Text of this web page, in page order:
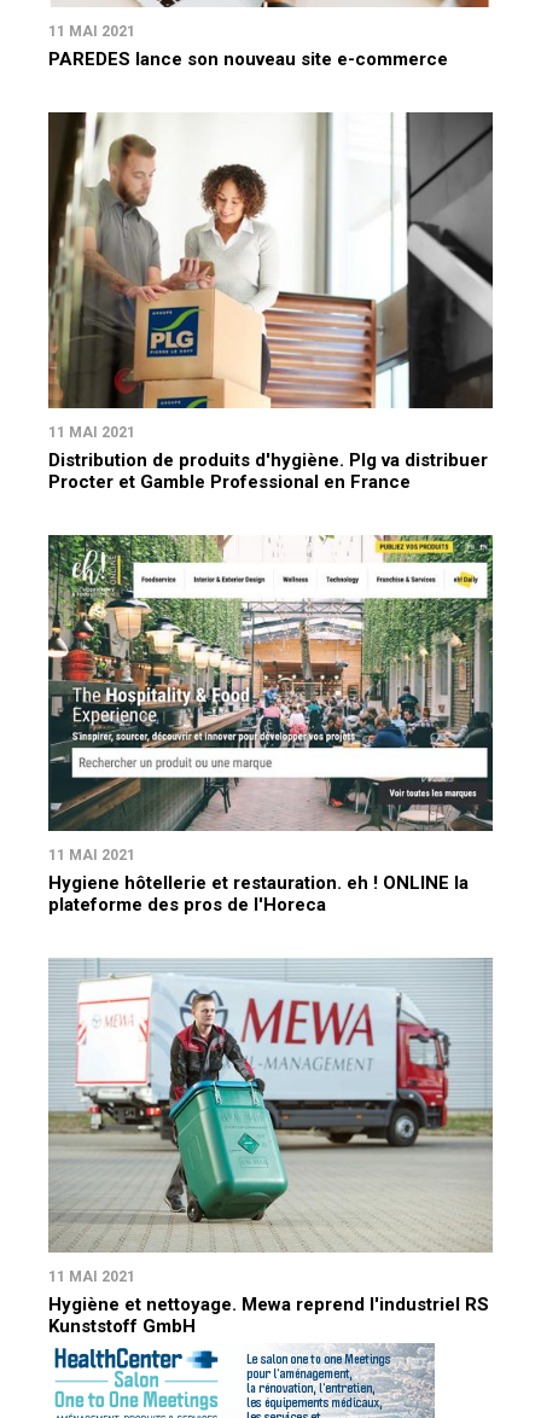
11 MAI 2021
PAREDES lance son nouveau site e-commerce
11 MAI 2021
Distribution de produits d'hygiène. Plg va distribuer
Procter et Gamble Professional en France
11 MAI 2021
Hygiene hôtellerie et restauration. eh ! ONLINE la
plateforme des pros de l'Horeca
11 MAI 2021
Hygiène et nettoyage. Mewa reprend l'industriel RS
Kunststoff GmbH